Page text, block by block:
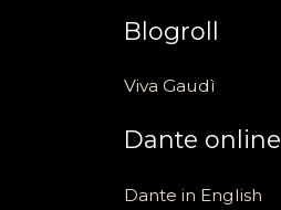
Blogroll
Viva Gaudì
Dante online
Dante in English